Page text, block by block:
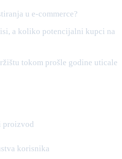
u e-commerce?
a koliko potencijalni kupci na
tokom prošle godine uticale
proizvod
korisnika